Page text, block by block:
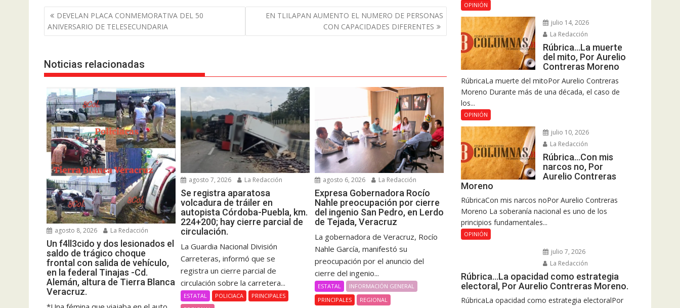
Navegación
de
entradas
DEVELAN PLACA CONMEMORATIVA DEL 50
ANIVERSARIO DE TELESECUNDARIA
EN TLILAPAN AUMENTO EL NUMERO DE PERSONAS
CON CAPACIDADES DIFERENTES
Noticias relacionadas
agosto 8, 2026 La Redacción
Un f4ll3cido y dos lesionados el
saldo de trágico choque
frontal con salida de vehículo,
en la federal Tinajas -Cd.
Alemán, altura de Tierra Blanca
Veracruz.
agosto 7, 2026 La Redacción
Se registra aparatosa
volcadura de tráiler en
autopista Córdoba-Puebla, km.
224+200; hay cierre parcial de
circulación.
La Guardia Nacional División
Carreteras, informó que se
registra un cierre parcial de
circulación sobre la carretera...
ESTATAL POLICIACA
PRINCIPALES
agosto 6, 2026 La Redacción
Expresa Gobernadora Rocío
Nahle preocupación por cierre
del ingenio San Pedro, en Lerdo
de Tejada, Veracruz
La gobernadora de Veracruz, Rocío
Nahle García, manifestó su
preocupación por el anuncio del
cierre del ingenio...
ESTATAL
INFORMACIÓN GENERAL
PRINCIPALES
REGIONAL
OPINIÓN
julio 14, 2026
La Redacción
Rúbrica…La muerte
del mito, Por Aurelio
Contreras Moreno
RúbricaLa muerte del mitoPor Aurelio Contreras
Moreno Durante más de una década, el caso de
los...
OPINIÓN
julio 10, 2026
La Redacción
Rúbrica…Con mis
narcos no, Por
Aurelio Contreras
Moreno
RúbricaCon mis narcos noPor Aurelio Contreras
Moreno La soberanía nacional es uno de los
principios fundamentales...
OPINIÓN
julio 7, 2026
La Redacción
Rúbrica…La opacidad como estrategia
electoral, Por Aurelio Contreras Moreno.
RúbricaLa opacidad como estrategia electoralPor